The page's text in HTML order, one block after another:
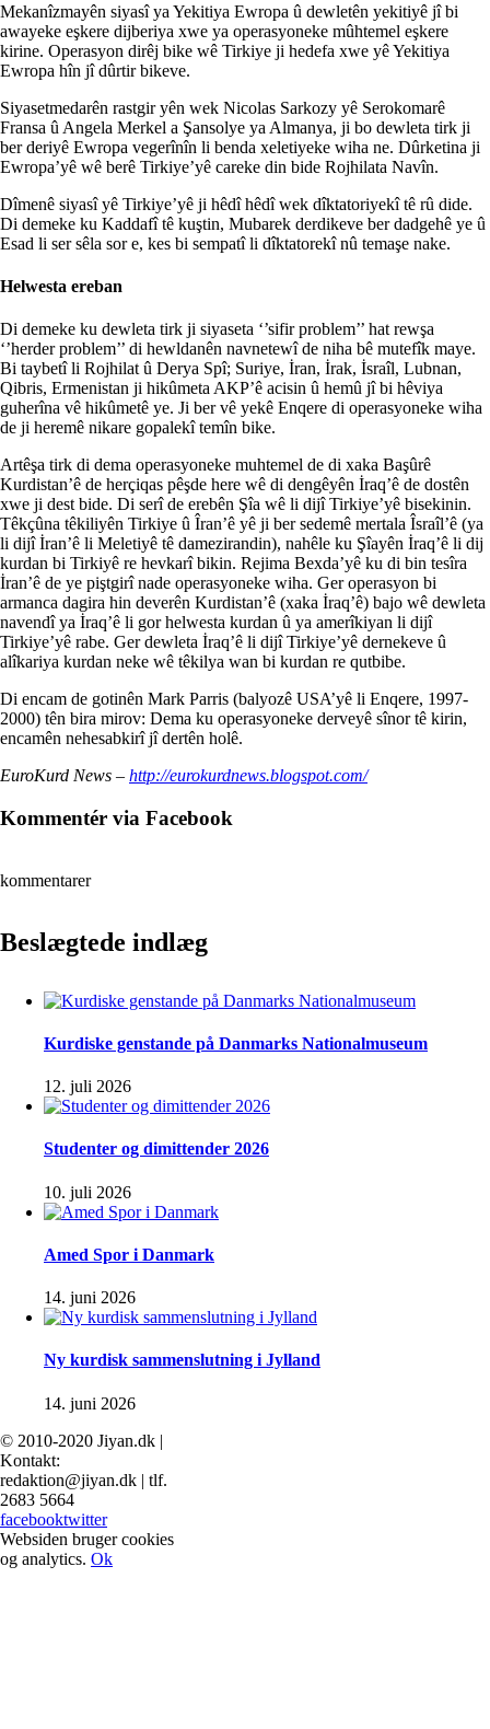
Mekanîzmayên siyasî ya Yekitiya Ewropa û dewletên yekitiyê jî bi
awayeke eşkere dijberiya xwe ya operasyoneke mûhtemel eşkere
kirine. Operasyon dirêj bike wê Tirkiye ji hedefa xwe yê Yekitiya
Ewropa hîn jî dûrtir bikeve.
Siyasetmedarên rastgir yên wek Nicolas Sarkozy yê Serokomarê
Fransa û Angela Merkel a Şansolye ya Almanya, ji bo dewleta tirk ji
ber deriyê Ewropa vegerînîn li benda xeletiyeke wiha ne. Dûrketina ji
Ewropa’yê wê berê Tirkiye’yê careke din bide Rojhilata Navîn.
Dîmenê siyasî yê Tirkiye’yê ji hêdî hêdî wek dîktatoriyekî tê rû dide.
Di demeke ku Kaddafî tê kuştin, Mubarek derdikeve ber dadgehê ye û
Esad li ser sêla sor e, kes bi sempatî li dîktatorekî nû temaşe nake.
Helwesta ereban
Di demeke ku dewleta tirk ji siyaseta ‘’sifir problem’’ hat rewşa
‘’herder problem’’ di hewldanên navnetewî de niha bê mutefîk maye.
Bi taybetî li Rojhilat û Derya Spî; Suriye, İran, İrak, İsraîl, Lubnan,
Qibris, Ermenistan ji hikûmeta AKP’ê acisin û hemû jî bi hêviya
guherîna vê hikûmetê ye. Ji ber vê yekê Enqere di operasyoneke wiha
de ji heremê nikare gopalekî temîn bike.
Artêşa tirk di dema operasyoneke muhtemel de di xaka Başûrê
Kurdistan’ê de herçiqas pêşde here wê di dengêyên İraq’ê de dostên
xwe ji dest bide. Di serî de erebên Şîa wê li dijî Tirkiye’yê bisekinin.
Têkçûna têkiliyên Tirkiye û Îran’ê yê ji ber sedemê mertala Îsraîl’ê (ya
li dijî İran’ê li Meletiyê tê damezirandin), nahêle ku Şîayên İraq’ê li dij
kurdan bi Tirkiyê re hevkarî bikin. Rejima Bexda’yê ku di bin tesîra
İran’ê de ye piştgirî nade operasyoneke wiha. Ger operasyon bi
armanca dagira hin deverên Kurdistan’ê (xaka İraq’ê) bajo wê dewleta
navendî ya İraq’ê li gor helwesta kurdan û ya amerîkiyan li dijî
Tirkiye’yê rabe. Ger dewleta İraq’ê li dijî Tirkiye’yê dernekeve û
alîkariya kurdan neke wê têkilya wan bi kurdan re qutbibe.
Di encam de gotinên Mark Parris (balyozê USA’yê li Enqere, 1997-
2000) tên bira mirov: Dema ku operasyoneke derveyê sînor tê kirin,
encamên nehesabkirî jî dertên holê.
EuroKurd News – http://eurokurdnews.blogspot.com/
Kommentér via Facebook
kommentarer
Beslægtede indlæg
Kurdiske genstande på Danmarks Nationalmuseum
12. juli 2026
Studenter og dimittender 2026
10. juli 2026
Amed Spor i Danmark
14. juni 2026
Ny kurdisk sammenslutning i Jylland
14. juni 2026
© 2010-2020 Jiyan.dk |
Kontakt:
redaktion@jiyan.dk | tlf.
2683 5664
facebooktwitter
Websiden bruger cookies
og analytics. Ok